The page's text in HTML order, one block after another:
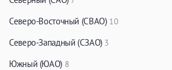
Детская комната
Сеновал
Северо-Восточный (СВАО) 10
Северо-Западный (СЗАО) 3
Южный (ЮАО) 8